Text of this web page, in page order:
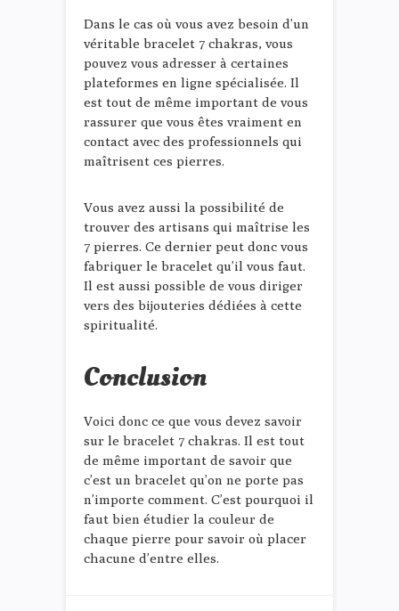
Dans le cas où vous avez besoin d’un
véritable bracelet 7 chakras, vous
pouvez vous adresser à certaines
plateformes en ligne spécialisée. Il
est tout de même important de vous
rassurer que vous êtes vraiment en
contact avec des professionnels qui
maîtrisent ces pierres.
Vous avez aussi la possibilité de
trouver des artisans qui maîtrise les
7 pierres. Ce dernier peut donc vous
fabriquer le bracelet qu’il vous faut.
Il est aussi possible de vous diriger
vers des bijouteries dédiées à cette
spiritualité.
Conclusion
Voici donc ce que vous devez savoir
sur le bracelet 7 chakras. Il est tout
de même important de savoir que
c’est un bracelet qu’on ne porte pas
n’importe comment. C’est pourquoi il
faut bien étudier la couleur de
chaque pierre pour savoir où placer
chacune d’entre elles.